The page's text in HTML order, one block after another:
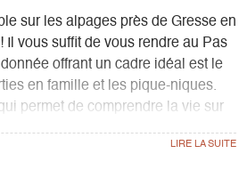
sur les alpages près de Gresse en
Il vous suffit de vous rendre au Pas
offrant un cadre idéal est le
en famille et les pique-niques.
permet de comprendre la vie sur
randonnée vous permettra de